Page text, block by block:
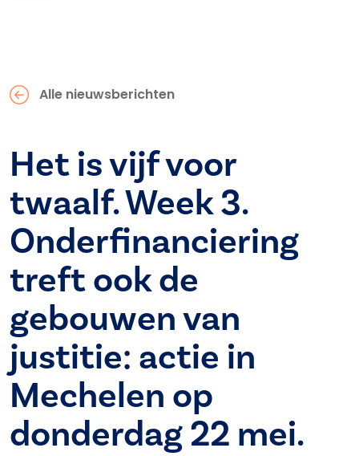
Alle nieuwsberichten
Het is vijf voor
twaalf. Week 3.
Onderfinanciering
treft ook de
gebouwen van
justitie: actie in
Mechelen op
donderdag 22 mei.